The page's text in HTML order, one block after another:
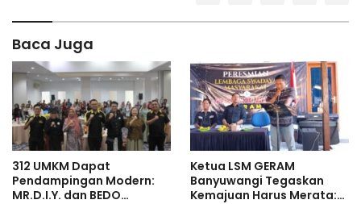
Baca Juga
312 UMKM Dapat
Pendampingan Modern:
MR.D.I.Y. dan BEDO
Ketua LSM GERAM
Banyuwangi Tegaskan
Kemajuan Harus Merata: